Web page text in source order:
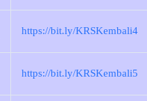
https://bit.ly/KRSKembali4
https://bit.ly/KRSKembali5